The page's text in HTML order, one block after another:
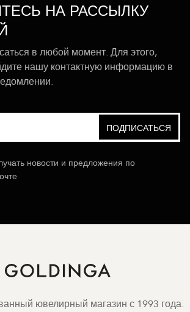
НА РАССЫЛКУ
в любой момент. Для этого,
нашу контактную информацию в
новости и предложения по
ювелирный магазин с 1993 года.